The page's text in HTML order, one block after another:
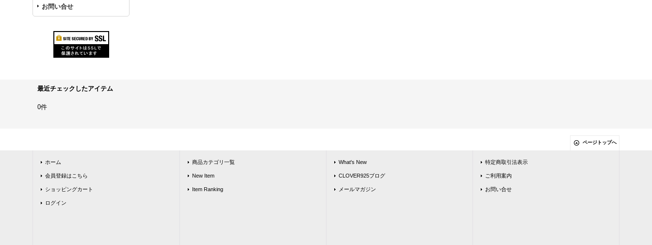
お問い合せ
最近チェックしたアイテム
0件
ページトップへ
ホーム
会員登録はこちら
ショッピングカート
ログイン
商品カテゴリ一覧
New Item
Item Ranking
What's New
CLOVER925ブログ
メールマガジン
特定商取引法表示
ご利用案内
お問い合せ